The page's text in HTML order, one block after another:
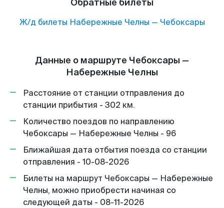
Обратные билеты
Ж/д билеты Набережные Челны — Чебоксары
Данные о маршруте Чебоксары —
Набережные Челны
Расстояние от станции отправления до
станции прибытия - 302 км.
Количество поездов по направлению
Чебоксары — Набережные Челны - 96
Ближайшая дата отбытия поезда со станции
отправления - 10-08-2026
Билеты на маршрут Чебоксары — Набережные
Челны, можно приобрести начиная со
следующей даты - 08-11-2026